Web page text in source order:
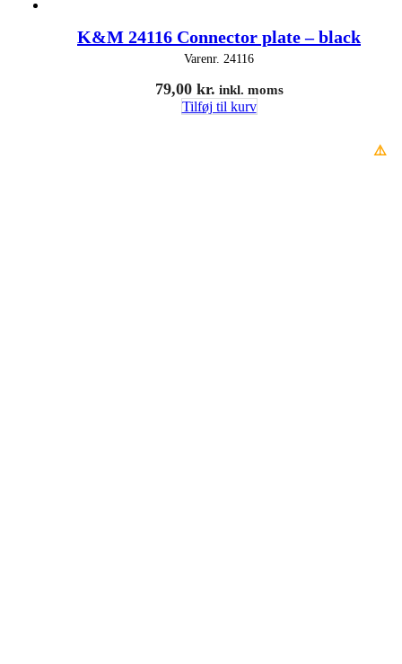
K&M 24116 Connector plate – black
Varenr. 24116
79,00 kr. inkl. moms
Tilføj til kurv
⚠️